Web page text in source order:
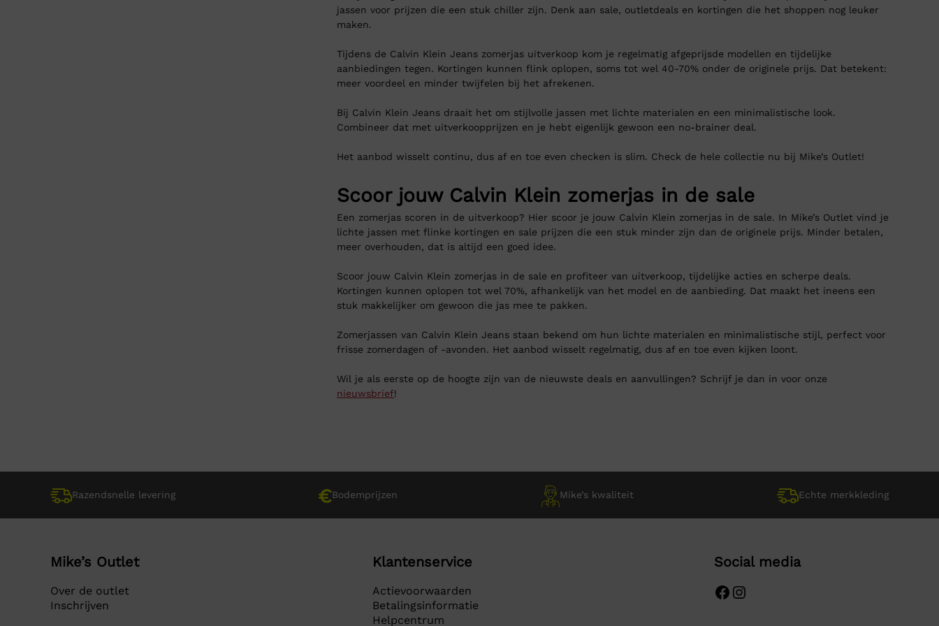
jassen voor prijzen die een stuk chiller zijn. Denk aan sale, outletdeals en kortingen die het shoppen nog leuker
maken.
Tijdens de Calvin Klein Jeans zomerjas uitverkoop kom je regelmatig afgeprijsde modellen en tijdelijke
aanbiedingen tegen. Kortingen kunnen flink oplopen, soms tot wel 40-70% onder de originele prijs. Dat betekent:
meer voordeel en minder twijfelen bij het afrekenen.
Bij Calvin Klein Jeans draait het om stijlvolle jassen met lichte materialen en een minimalistische look.
Combineer dat met uitverkoopprijzen en je hebt eigenlijk gewoon een no-brainer deal.
Het aanbod wisselt continu, dus af en toe even checken is slim. Check de hele collectie nu bij Mike’s Outlet!
Scoor jouw Calvin Klein zomerjas in de sale
Een zomerjas scoren in de uitverkoop? Hier scoor je jouw Calvin Klein zomerjas in de sale. In Mike’s Outlet vind je
lichte jassen met flinke kortingen en sale prijzen die een stuk minder zijn dan de originele prijs. Minder betalen,
meer overhouden, dat is altijd een goed idee.
Scoor jouw Calvin Klein zomerjas in de sale en profiteer van uitverkoop, tijdelijke acties en scherpe deals.
Kortingen kunnen oplopen tot wel 70%, afhankelijk van het model en de aanbieding. Dat maakt het ineens een
stuk makkelijker om gewoon die jas mee te pakken.
Zomerjassen van Calvin Klein Jeans staan bekend om hun lichte materialen en minimalistische stijl, perfect voor
frisse zomerdagen of -avonden. Het aanbod wisselt regelmatig, dus af en toe even kijken loont.
Wil je als eerste op de hoogte zijn van de nieuwste deals en aanvullingen? Schrijf je dan in voor onze
nieuwsbrief!
Razendsnelle levering Bodemprijzen Mike’s kwaliteit Echte merkkleding
Mike’s Outlet
Over de outlet
Inschrijven
Klantenservice
Actievoorwaarden
Betalingsinformatie
Helpcentrum
Social media
Facebook